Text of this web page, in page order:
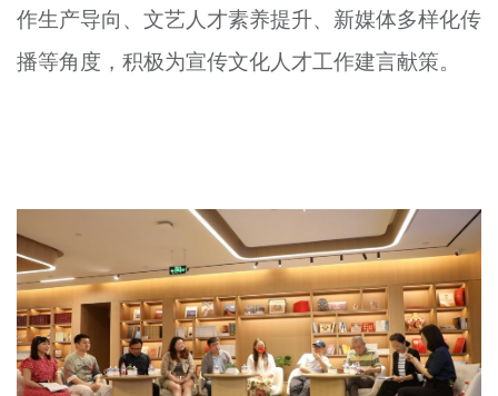
资料库
+
作生产导向、文艺人才素养提升、新媒体多样化传
播等角度，积极为宣传文化人才工作建言献策。